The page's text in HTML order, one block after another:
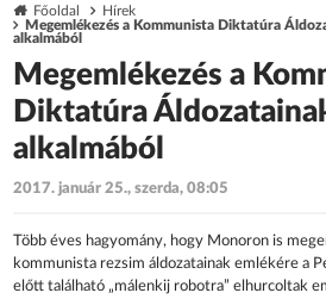
Főoldal
Hírek
Megemlékezés a Kommunista Diktatúra
alkalmából
Megemlékezés a
Diktatúra
alkalmából
2017. január 25., szerda, 08:05
Több éves hagyomány, hogy Monoron is
kommunista rezsim áldozatainak emlékére a
előtt található „málenkij robotra” elhurcoltak